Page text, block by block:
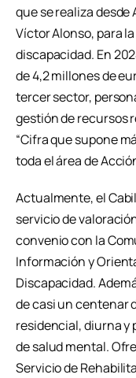
que se realiza desde
Víctor Alonso, para
discapacidad. En
de 4,2 millones de
tercer sector,
gestión de recursos
“Cifra que supone
toda el área de
Actualmente, el
servicio de
convenio con la
Información y
Discapacidad.
de casi un centenar
residencial, diurna y
de salud mental.
Servicio de